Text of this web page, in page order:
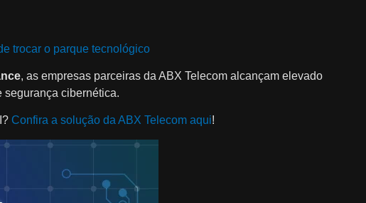
trocar o parque tecnológico
, as empresas parceiras da ABX Telecom alcançam elevado
cibernética.
Confira a solução da ABX Telecom aqui!